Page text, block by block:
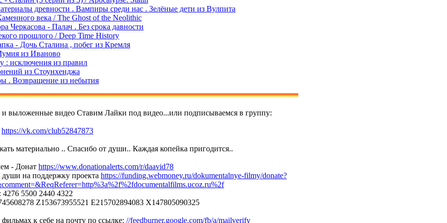
древности . Вампиры среди нас . Зелёные дети из Вулпита
века / The Ghost of the Neolithic
Черкасова - Палач . Без срока давности
прошлого / Deep Time History
- Дочь Сталина , побег из Кремля
из Иваново
: исключения из правил
из Стоунхенджа
. Возвращение из небытия
и выложенные видео Ставим Лайки под видео...или подписываемся в группу:
https://vk.com/club52847873
материально .. Спасибо от души.. Каждая копейка пригодится..
- Донат https://www.donationalerts.com/r/daavid78
души на поддержку проекта https://funding.webmoney.ru/dokumentalnye-filmy/donate?
5500 2440 4322
Z153673955521 E215702894083 X147805090325
к себе на почту по ссылке: //feedburner.google.com/fb/a/mailverify